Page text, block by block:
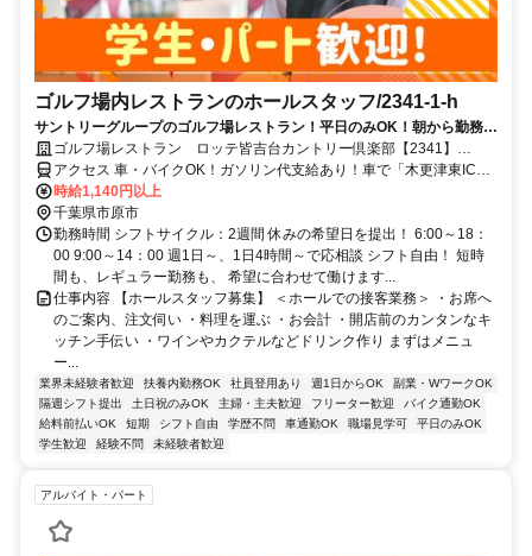
ゴルフ場内レストランのホールスタッフ/2341-1-h
サントリーグループのゴルフ場レストラン！平日のみOK！朝から勤務出
来る方歓迎！ 毎年昇給◎前払いOK
ゴルフ場レストラン ロッテ皆吉台カントリー倶楽部【2341】
【AP】
アクセス 車・バイクOK！ガソリン代支給あり！車で「木更津東IC」
～約17分、「市原IC」～約30分、「五井駅」～約30分
時給1,140円以上
千葉県市原市
勤務時間 シフトサイクル：2週間 休みの希望日を提出！ 6:00～18：
00 9:00～14：00 週1日～、1日4時間～で応相談 シフト自由！ 短時
間も、レギュラー勤務も、 希望に合わせて働けます...
仕事内容 【ホールスタッフ募集】 ＜ホールでの接客業務＞ ・お席へ
のご案内、注文伺い ・料理を運ぶ ・お会計 ・開店前のカンタンなキ
ッチン手伝い ・ワインやカクテルなどドリンク作り まずはメニュ
ー...
業界未経験者歓迎 扶養内勤務OK 社員登用あり 週1日からOK
副業・WワークOK
隔週シフト提出
土日祝のみOK 主婦・主夫歓迎 フリーター歓迎
バイク通勤OK
給料前払いOK
短期 シフト自由 学歴不問 車通勤OK 職場見学可
平日のみOK
学生歓迎
経験不問 未経験者歓迎
アルバイト・パート